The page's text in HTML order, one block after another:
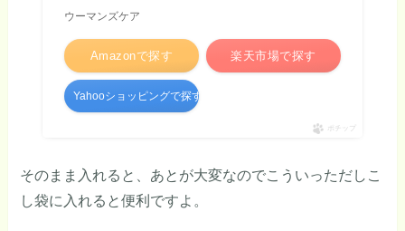
ウーマンズケア
Amazonで探す 楽天市場で探す
Yahooショッピングで探す
ポチップ
そのまま入れると、あとが大変なのでこういっただしこ
し袋に入れると便利ですよ。